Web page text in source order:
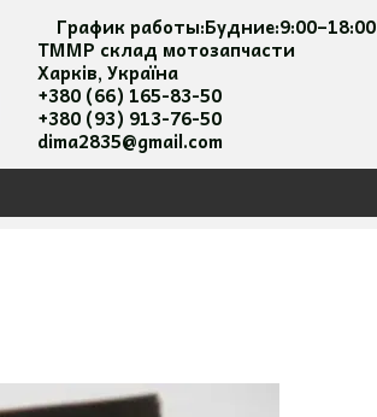
График работы:Будние:9:00–18:00
ТММР склад мотозапчасти
Харків, Україна
+380 (66) 165-83-50
+380 (93) 913-76-50
dima2835@gmail.com